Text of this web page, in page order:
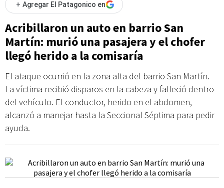
+ Agregar El Patagonico en
Acribillaron un auto en barrio San
Martín: murió una pasajera y el chofer
llegó herido a la comisaría
El ataque ocurrió en la zona alta del barrio San Martín.
La víctima recibió disparos en la cabeza y falleció dentro
del vehículo. El conductor, herido en el abdomen,
alcanzó a manejar hasta la Seccional Séptima para pedir
ayuda.